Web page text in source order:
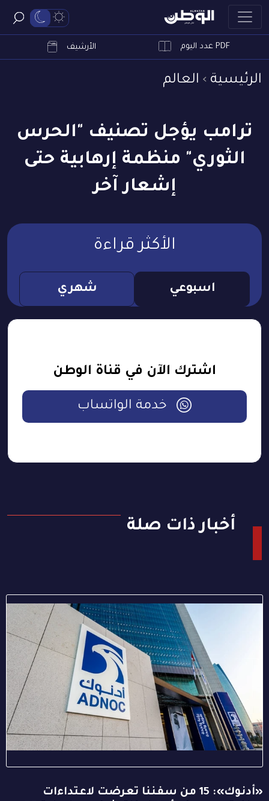
PDF عدد اليوم الأرشيف
الرئيسية العالم
ترامب يؤجل تصنيف "الحرس
الثوري" منظمة إرهابية حتى
إشعار آخر
الأكثر قراءة
اسبوعي شهري
اشترك الآن في قناة الوطن
خدمة الواتساب
أخبار ذات صلة
«أدنوك»: 15 من سفننا تعرضت لاعتداءات